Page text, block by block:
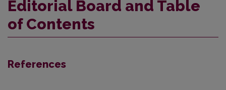
Editorial Board and Table
of Contents
References